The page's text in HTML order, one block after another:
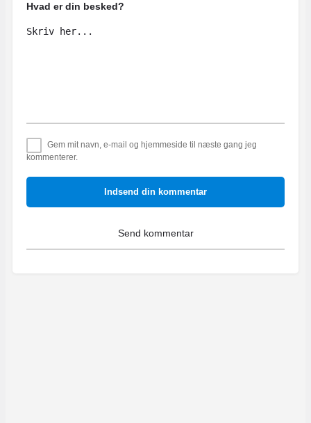
Hvad er din besked?
Gem mit navn, e-mail og hjemmeside til næste gang jeg
kommenterer.
Indsend din kommentar